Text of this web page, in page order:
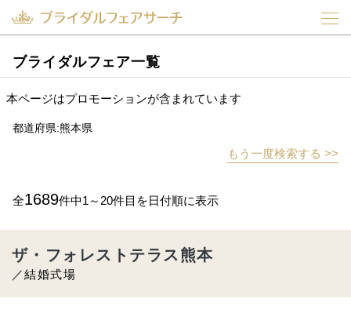
ブライダルフェア一覧
本ページはプロモーションが含まれています
都道府県:熊本県
もう一度検索する >>
全1689件中1～20件目を日付順に表示
／結婚式場
ザ・フォレストテラス熊本